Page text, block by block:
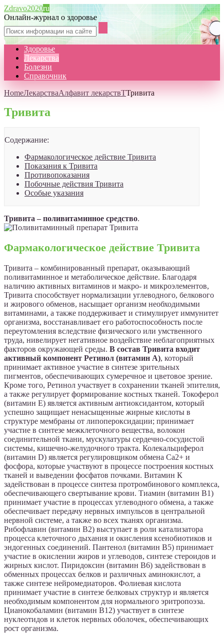
Zdravo2020ru
Онлайн-журнал о здоровье
Здоровье
Лекарства
Болезни
Справочник
HomeЛекарстваАлфавит лекарствТТривита
Тривита
Содержание:
Фармакологическое действие Тривита
Показания к Тривита
Противопоказания
Побочные действия Тривита
Особые указания
Тривита – поливитаминное средство.
Фармакологическое действие Тривита
Тривита – комбинированный препарат, оказывающий
поливитаминное и метаболическое действие. Благодаря
наличию активных витаминов и макро- и микроэлементов,
Тривита способствует нормализации углеводного, белкового
и жирового обменов, насыщает организм необходимыми
витаминами, а также поддерживает и стимулирует иммунитет
организма, восстанавливает его работоспособность после
переутомления вследствие физического или умственного
труда, нивелирует негативное воздействие неблагоприятных
факторов окружающей среды. В состав Тривита входит
активный компонент Ретинол (витамин А), который
принимает активное участие в синтезе зрительных
пигментов, обеспечивающих сумеречное и цветовое зрение.
Кроме того, Ретинол участвует в сохранении тканей эпителия,
а также регулирует формирование костных тканей. Токоферол
(витамин Е) является активным антиоксидантом, который
успешно защищает ненасыщенные жирные кислоты в
структуре мембраны от липопероксидации; принимает
участие в синтезе межклеточного вещества, волокон
соединительной ткани, мускулатуры сердечно-сосудистой
системы, кишечно-желудочного тракта. Колекальциферол
(витамин D) является регулировщиком обмена Ca2+ и
фосфора, которые участвуют в процессе построения костных
тканей и выведении фосфатов почками. Витамин К
задействован в процессе синтеза протромбинового комплекса,
обеспечивающего свертывание крови. Тиамин (витамин B1)
принимает участие в процессах углеводного обмена, а также
обеспечивает передачу нервных импульсов в центральной
нервной системе, а также во всех тканях организма.
Рибофлавин (витамин B2) выступает в роли катализатора
процесса клеточного дыхания и окисления ксенобиотиков и
эндогенных соединений. Пантенол (витамин B5) принимает
участие в окислении жиров и углеводов, синтезе стероидов и
жирных кислот. Пиридоксин (витамин B6) задействован в
обменных процессах белков и различных аминокислот, а
также синтезе нейромедиаторов. Фолиевая кислота
принимает участие в синтезе белковых структур и является
необходимым компонентом для нормального эритропоэза.
Цианокобаламин (витамин B12) участвует в синтезе
нуклеотидов и клеток нервных оболочек, обеспечивающих
рост организма.